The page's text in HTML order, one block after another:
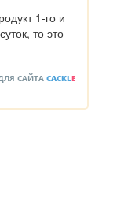
1-го и
то это
САЙТА CACKLE